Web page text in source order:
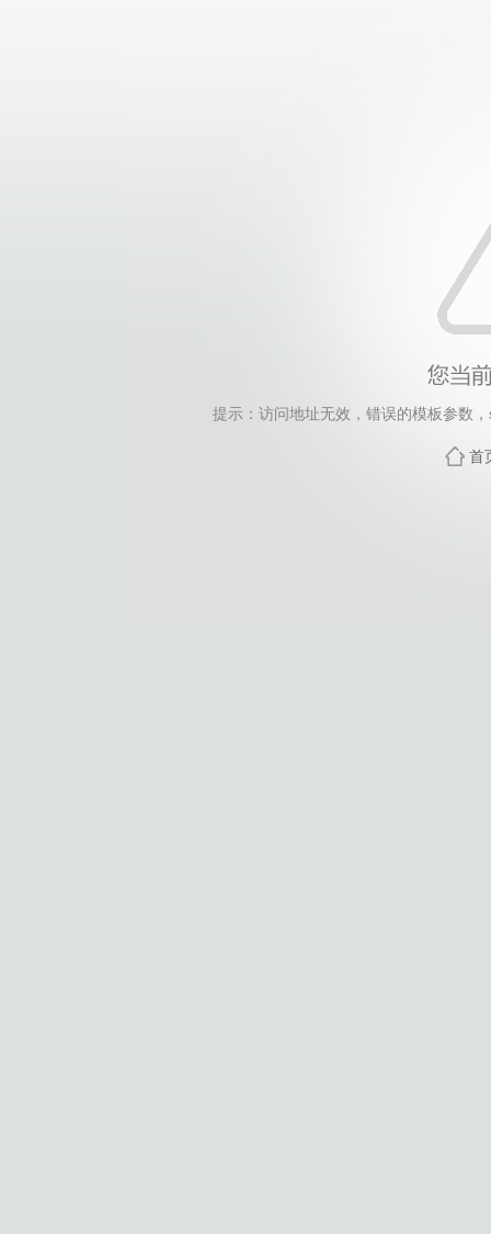
提示：访问地址无效，错误的模板参数
首